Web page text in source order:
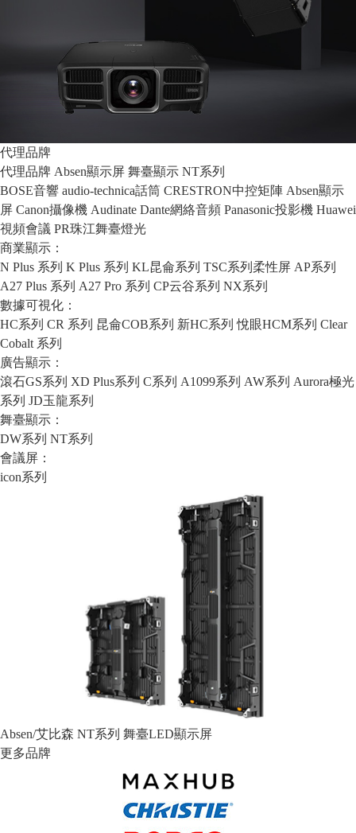
代理品牌
代理品牌 Absen顯示屏 舞臺顯示 NT系列
BOSE音響 audio-technica話筒 CRESTRON中控矩陣 Absen顯示
屏 Canon攝像機 Audinate Dante網絡音頻 Panasonic投影機 Huawei
視頻會議 PR珠江舞臺燈光
商業顯示：
N Plus 系列 K Plus 系列 KL昆侖系列 TSC系列柔性屏 AP系列
A27 Plus 系列 A27 Pro 系列 CP云谷系列 NX系列
數據可視化：
HC系列 CR 系列 昆侖COB系列 新HC系列 悅眼HCM系列 Clear
Cobalt 系列
廣告顯示：
滾石GS系列 XD Plus系列 C系列 A1099系列 AW系列 Aurora極光
系列 JD玉龍系列
舞臺顯示：
DW系列 NT系列
會議屏：
icon系列
Absen/艾比森 NT系列 舞臺LED顯示屏
更多品牌